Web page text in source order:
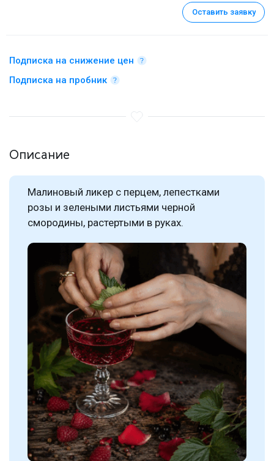
Оставить заявку
Подписка на снижение цен
Подписка на пробник
Описание
Малиновый ликер с перцем, лепестками
розы и зелеными листьями черной
смородины, растертыми в руках.